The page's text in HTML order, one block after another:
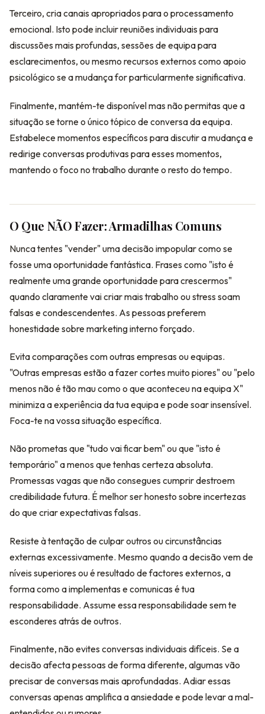
Terceiro, cria canais apropriados para o processamento
emocional. Isto pode incluir reuniões individuais para
discussões mais profundas, sessões de equipa para
esclarecimentos, ou mesmo recursos externos como apoio
psicológico se a mudança for particularmente significativa.
Finalmente, mantém-te disponível mas não permitas que a
situação se torne o único tópico de conversa da equipa.
Estabelece momentos específicos para discutir a mudança e
redirige conversas produtivas para esses momentos,
mantendo o foco no trabalho durante o resto do tempo.
O Que NÃO Fazer: Armadilhas Comuns
Nunca tentes "vender" uma decisão impopular como se
fosse uma oportunidade fantástica. Frases como "isto é
realmente uma grande oportunidade para crescermos"
quando claramente vai criar mais trabalho ou stress soam
falsas e condescendentes. As pessoas preferem
honestidade sobre marketing interno forçado.
Evita comparações com outras empresas ou equipas.
"Outras empresas estão a fazer cortes muito piores" ou "pelo
menos não é tão mau como o que aconteceu na equipa X"
minimiza a experiência da tua equipa e pode soar insensível.
Foca-te na vossa situação específica.
Não prometas que "tudo vai ficar bem" ou que "isto é
temporário" a menos que tenhas certeza absoluta.
Promessas vagas que não consegues cumprir destroem
credibilidade futura. É melhor ser honesto sobre incertezas
do que criar expectativas falsas.
Resiste à tentação de culpar outros ou circunstâncias
externas excessivamente. Mesmo quando a decisão vem de
níveis superiores ou é resultado de factores externos, a
forma como a implementas e comunicas é tua
responsabilidade. Assume essa responsabilidade sem te
esconderes atrás de outros.
Finalmente, não evites conversas individuais difíceis. Se a
decisão afecta pessoas de forma diferente, algumas vão
precisar de conversas mais aprofundadas. Adiar essas
conversas apenas amplifica a ansiedade e pode levar a mal-